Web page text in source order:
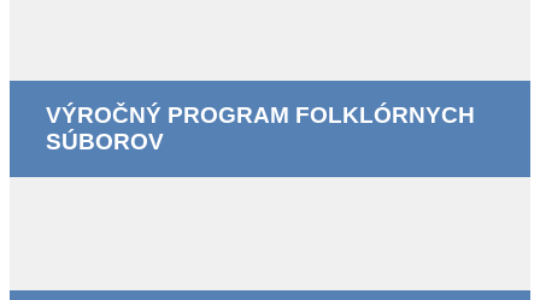
VÝROČNÝ PROGRAM FOLKLÓRNYCH
SÚBOROV